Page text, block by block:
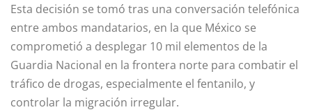
Esta decisión se tomó tras una conversación telefónica
entre ambos mandatarios, en la que México se
comprometió a desplegar 10 mil elementos de la
Guardia Nacional en la frontera norte para combatir el
tráfico de drogas, especialmente el fentanilo, y
controlar la migración irregular.